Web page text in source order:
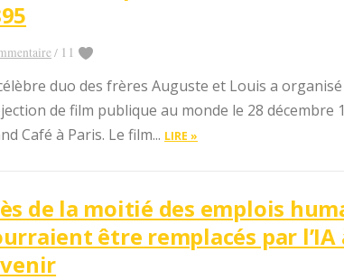
/ 11
duo des frères Auguste et Louis a
de film publique au monde le 28 décembre
Café à Paris. Le film... LIRE »
de la moitié des emplois
être remplacés par l’IA
Application mobile gratuite (Android)